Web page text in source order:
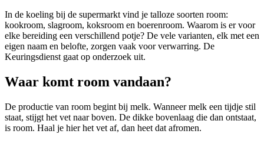
In de koeling bij de supermarkt vind je talloze soorten room:
kookroom, slagroom, koksroom en boerenroom. Waarom is er voor
elke bereiding een verschillend potje? De vele varianten, elk met een
eigen naam en belofte, zorgen vaak voor verwarring. De
Keuringsdienst gaat op onderzoek uit.
Waar komt room vandaan?
De productie van room begint bij melk. Wanneer melk een tijdje stil
staat, stijgt het vet naar boven. De dikke bovenlaag die dan ontstaat,
is room. Haal je hier het vet af, dan heet dat afromen.